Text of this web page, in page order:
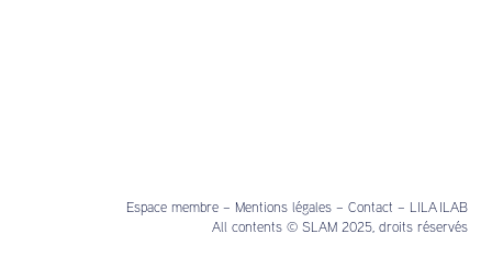
Espace membre– Mentions légales– Contact – LILA ILAB
All contents © SLAM 2025, droits réservés